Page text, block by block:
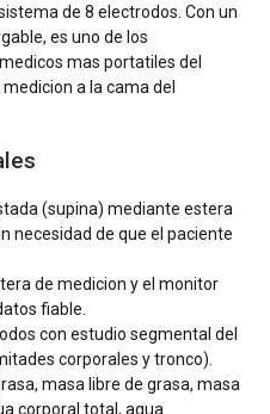
de 8 electrodos. Con un
es uno de los
mas portatiles del
a la cama del
(supina) mediante estera
necesidad de que el paciente
de medicion y el monitor
fiable.
con estudio segmental del
corporales y tronco).
masa libre de grasa, masa
corporal total, agua